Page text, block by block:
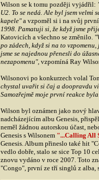
Wilson se k tomu později vyjádřil:
U2. To se nedá. Ale byl jsem velmi
kapele"a vzpoměl si i na svůj
1998. Pamatuji si, že když jsme
Katovicích a všechno se změnilo.
po zádech, když si na to
jsme se najednou přenesli do
nezapomenu", vzpomíná Ray
Wilsonovi po konkurzech volal
chystal uvařit si čaj a doopravdu
Samozřejmě moje první reakce
Wilson byl oznámen jako nový
nadcházejícím albu Genesis,
neměl žádnou autorskou účast,
Genesis s Wilsonem "...Calling All
Genesis. Album přineslo také hit
vedlo dobře, stalo se sice Top 10
znovu vydáno v roce 2007. Toto
"Congo", první ze tří singlů z alba,